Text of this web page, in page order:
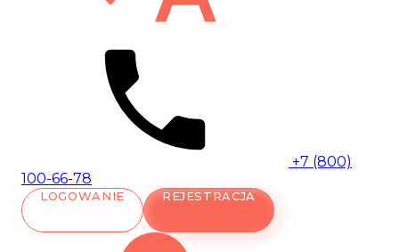
+7 (800)
100-66-78
LOGOWANIE REJESTRACJA